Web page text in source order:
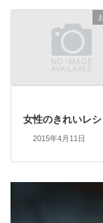
女性のきれいレ
2015年4月11日